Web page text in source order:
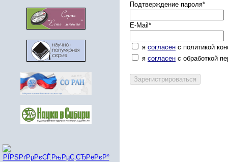
Подтверждение пароля*
E-Mail *
я согласен с политикой
я согласен с обработкой